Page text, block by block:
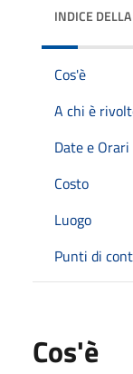
INDICE
Cos'è
A chi è
Date e Orari
Costo
Luogo
Punti di
Cos'è